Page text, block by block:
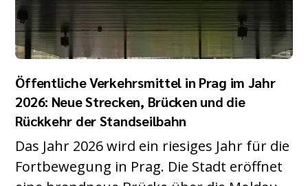
Öffentliche Verkehrsmittel in Prag im Jahr
2026: Neue Strecken, Brücken und die
Rückkehr der Standseilbahn
Das Jahr 2026 wird ein riesiges Jahr für die
Fortbewegung in Prag. Die Stadt eröffnet